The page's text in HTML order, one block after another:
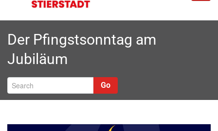
Jubiläum
Abteilungen
Informationen
Fahrzeuge
Musikzug
Der Pfingstsonntag am
Jubiläum
Go